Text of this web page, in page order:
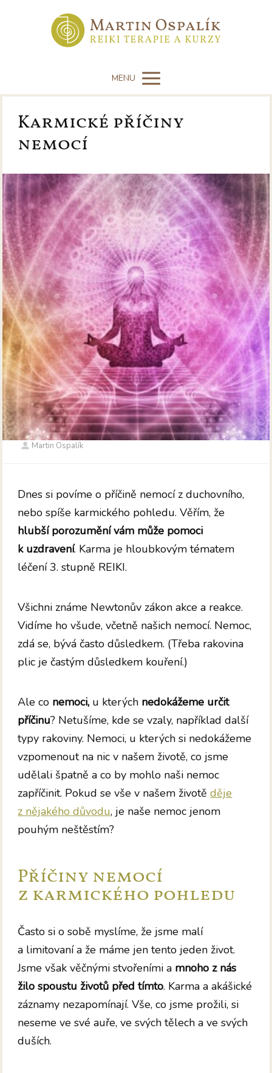
MENU
Karmické příčiny
nemocí
Martin Ospalík
Dnes si povíme o příčině nemocí z duchovního,
nebo spíše karmického pohledu. Věřím, že
hlubší porozumění vám může pomoci
k uzdravení. Karma je hloubkovým tématem
léčení 3. stupně REIKI.
Všichni známe Newtonův zákon akce a reakce.
Vidíme ho všude, včetně našich nemocí. Nemoc,
zdá se, bývá často důsledkem. (Třeba rakovina
plic je častým důsledkem kouření.)
Ale co nemoci, u kterých nedokážeme určit
příčinu? Netušíme, kde se vzaly, například další
typy rakoviny. Nemoci, u kterých si nedokážeme
vzpomenout na nic v našem životě, co jsme
udělali špatně a co by mohlo naši nemoc
zapříčinit. Pokud se vše v našem životěděje
z nějakého důvodu, je naše nemoc jenom
pouhým neštěstím?
Příčiny nemocí
z karmického pohledu
Často si o sobě myslíme, že jsme malí
a limitovaní a že máme jen tento jeden život.
Jsme však věčnými stvořeními a mnoho z nás
žilo spoustu životů před tímto. Karma a akášické
záznamy nezapomínají. Vše, co jsme prožili, si
neseme ve své auře, ve svých tělech a ve svých
duších.